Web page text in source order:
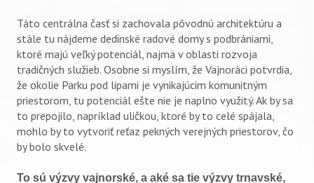
Táto centrálna časť si zachovala pôvodnú architektúru a
stále tu nájdeme dedinské radové domy s podbrániami,
ktoré majú veľký potenciál, najmä v oblasti rozvoja
tradičných služieb. Osobne si myslím, že Vajnoráci potvrdia,
že okolie Parku pod lipami je vynikajúcim komunitným
priestorom, tu potenciál ešte nie je naplno využitý. Ak by sa
to prepojilo, napríklad uličkou, ktoré by to celé spájala,
mohlo by to vytvoriť reťaz pekných verejných priestorov, čo
by bolo skvelé.
To sú výzvy vajnorské, a aké sa tie výzvy trnavské,